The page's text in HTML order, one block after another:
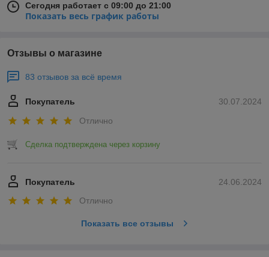
Сегодня работает с 09:00 до 21:00
Показать весь график работы
Отзывы о магазине
83 отзывов за всё время
30.07.2024
Покупатель
Отлично
Сделка подтверждена через корзину
24.06.2024
Покупатель
Отлично
Показать все отзывы